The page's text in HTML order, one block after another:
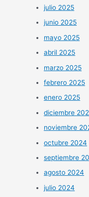
julio 2025
junio 2025
mayo 2025
abril 2025
marzo 2025
febrero 2025
enero 2025
diciembre
noviembre
octubre 2024
septiembre
agosto 2024
julio 2024